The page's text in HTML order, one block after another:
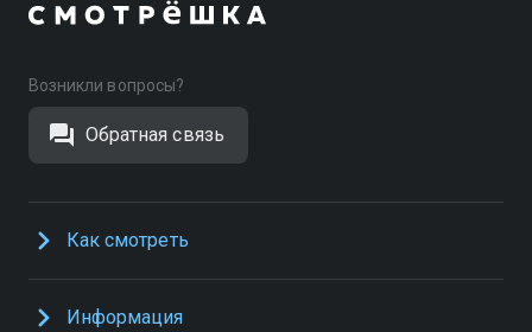
Возникли вопросы?
Обратная связь
Как смотреть
Информация